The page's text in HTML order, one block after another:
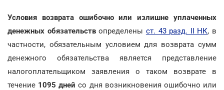
Условия возврата ошибочно или излишне уплаченных
денежных обязательствопределены ст. 43 разд. ІІ НК, в
частности, обязательным условием для возврата сумм
денежного обязательства является представление
налогоплательщиком заявления о таком возврате в
течение 1095 дней со дня возникновения ошибочно или